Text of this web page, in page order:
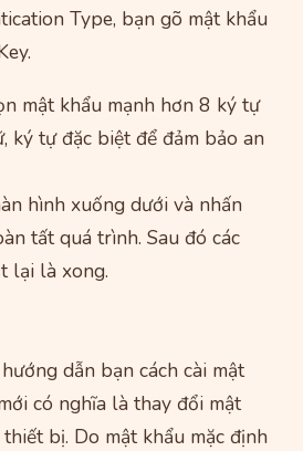
Type, bạn gõ mật khẩu
mật khẩu mạnh hơn 8 ký tự
ký tự đặc biệt để đảm bảo an
hình xuống dưới và nhấn
tất quá trình. Sau đó các
lại là xong.
dẫn bạn cách cài mật
có nghĩa là thay đổi mật
bị. Do mật khẩu mặc định